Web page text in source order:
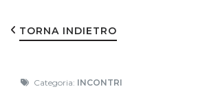
TORNA INDIETRO
Categoria: INCONTRI